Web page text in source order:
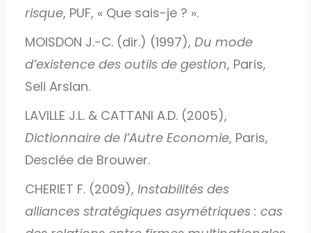
risque, PUF, « Que sais-je ? ».
MOISDON J.-C. (dir.) (1997),Du mode
d’existence des outils de gestion, Paris,
Seli Arslan.
LAVILLE J.L. & CATTANI A.D. (2005),
Dictionnaire de l’Autre Economie, Paris,
Desclée de Brouwer.
CHERIET F. (2009),Instabilités des
alliances stratégiques asymétriques : cas